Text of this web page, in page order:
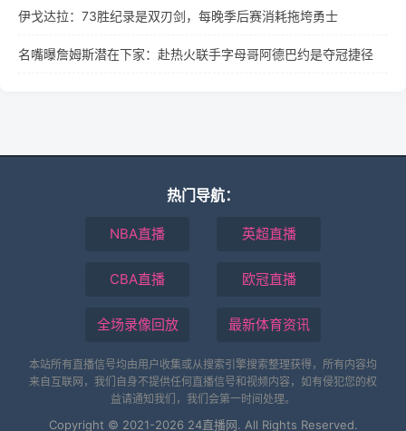
伊戈达拉：73胜纪录是双刃剑，每晚季后赛消耗拖垮勇士
名嘴曝詹姆斯潜在下家：赴热火联手字母哥阿德巴约是夺冠捷径
热门导航：
NBA直播 英超直播
CBA直播 欧冠直播
全场录像回放 最新体育资讯
本站所有直播信号均由用户收集或从搜索引擎搜索整理获得，所有内容均
来自互联网，我们自身不提供任何直播信号和视频内容，如有侵犯您的权
益请通知我们，我们会第一时间处理。
Copyright © 2021-2026 24直播网. All Rights Reserved.